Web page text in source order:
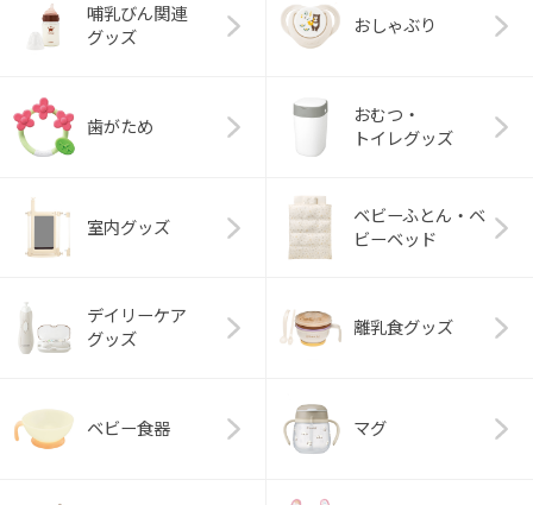
哺乳びん関連
グッズ
おしゃぶり
歯がため
おむつ・
トイレグッズ
室内グッズ
ベビーふとん・ベ
ビーベッド
デイリーケア
グッズ
離乳食グッズ
ベビー食器 マグ